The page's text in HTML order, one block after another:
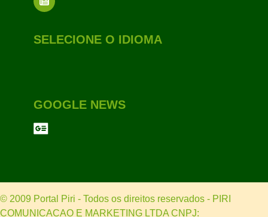
SELECIONE O IDIOMA
GOOGLE NEWS
© 2009 Portal Piri - Todos os direitos reservados - PIRI
COMUNICACAO E MARKETING LTDA CNPJ: